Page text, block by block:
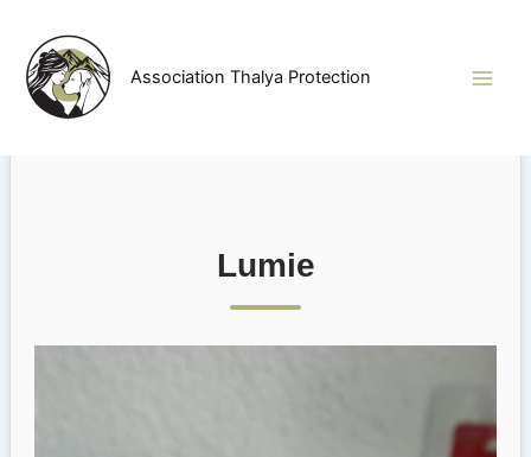
contenu
Association Thalya Protection
Lumie